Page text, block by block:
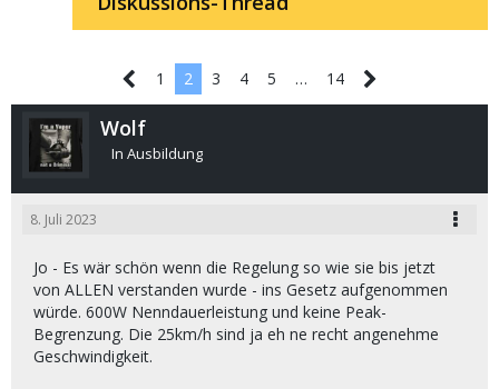
1 2 3 4 5 … 14
Wolf
In Ausbildung
8. Juli 2023
Jo - Es wär schön wenn die Regelung so wie sie bis jetzt
von ALLEN verstanden wurde - ins Gesetz aufgenommen
würde. 600W Nenndauerleistung und keine Peak-
Begrenzung. Die 25km/h sind ja eh ne recht angenehme
Geschwindigkeit.